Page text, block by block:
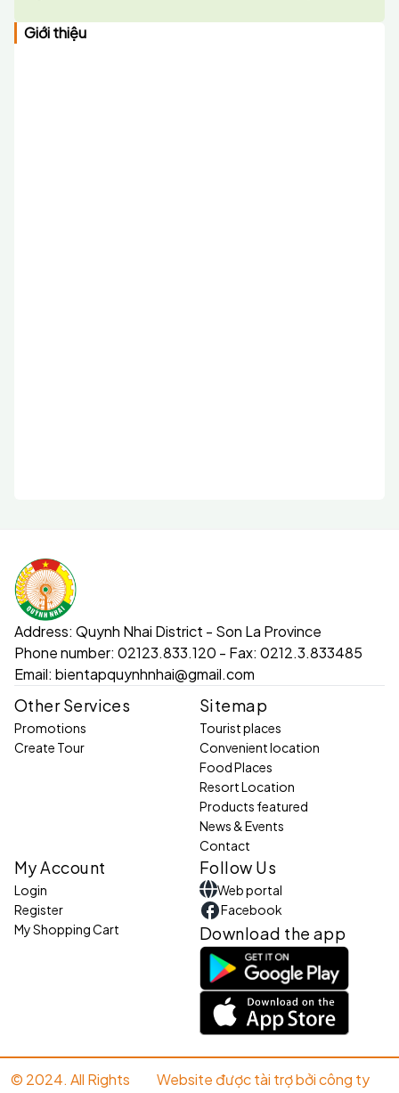
Giới thiệu
Address: Quynh Nhai District - Son La Province
Phone number: 02123.833.120 - Fax: 0212.3.833485
Email: bientapquynhnhai@gmail.com
Other Services
Promotions
Create Tour
Sitemap
Tourist places
Convenient location
Food Places
Resort Location
Products featured
News & Events
Contact
My Account
Login
Register
My Shopping Cart
Follow Us
Web portal
Facebook
Download the app
© 2024. All Rights
Website được tài trợ bởi công ty